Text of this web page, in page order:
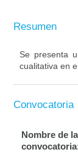
Resumen
Se presenta
cualitativa en
Convocatoria
Nombre de la